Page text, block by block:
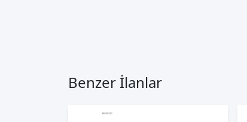
Benzer İlanlar